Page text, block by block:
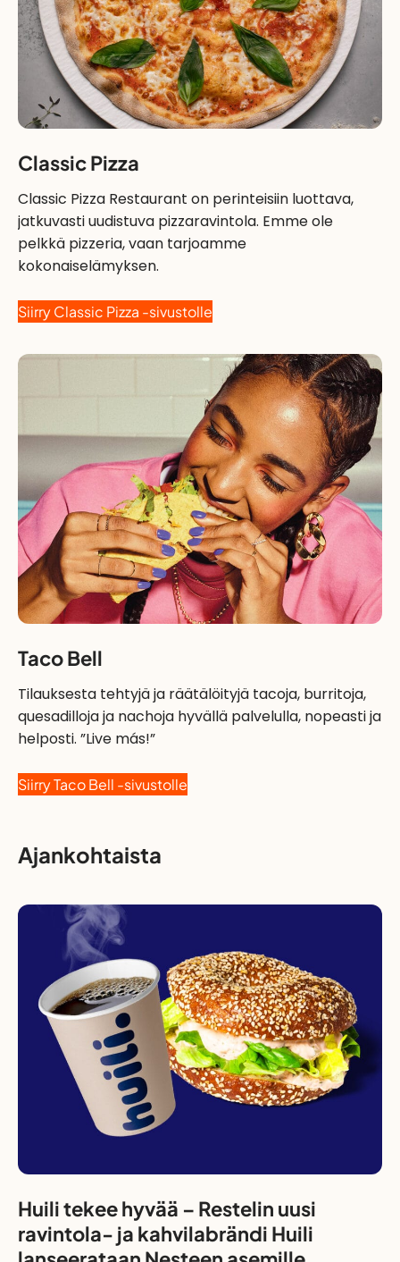
Classic Pizza
Classic Pizza Restaurant on perinteisiin luottava,
jatkuvasti uudistuva pizzaravintola. Emme ole
pelkkä pizzeria, vaan tarjoamme
kokonaiselämyksen.
Siirry Classic Pizza -sivustolle
Taco Bell
Tilauksesta tehtyjä ja räätälöityjä tacoja, burritoja,
quesadilloja ja nachoja hyvällä palvelulla, nopeasti ja
helposti. ”Live más!”
Siirry Taco Bell -sivustolle
Ajankohtaista
Huili tekee hyvää – Restelin uusi
ravintola- ja kahvilabrändi Huili